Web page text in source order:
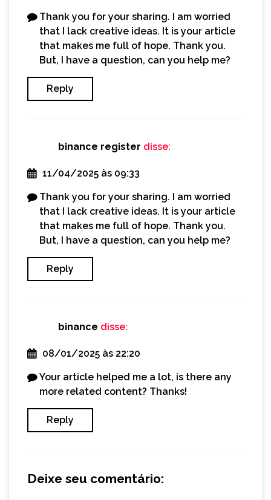
Thank you for your sharing. I am worried
that I lack creative ideas. It is your article
that makes me full of hope. Thank you.
But, I have a question, can you help me?
Reply
binance register disse:
11/04/2025 às 09:33
Thank you for your sharing. I am worried
that I lack creative ideas. It is your article
that makes me full of hope. Thank you.
But, I have a question, can you help me?
Reply
binance disse:
08/01/2025 às 22:20
Your article helped me a lot, is there any
more related content? Thanks!
Reply
Deixe seu comentário: